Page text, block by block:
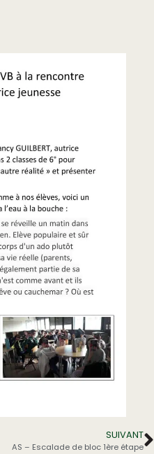
SUIVANT
AS – Escalade de bloc 1ère étape